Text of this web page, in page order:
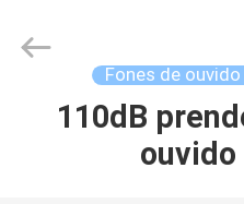
CASA
Shengpai
Electronics
Fones de
110dB